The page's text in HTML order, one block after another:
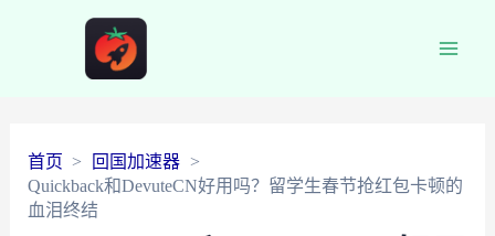
首页
回国加速器
Quickback和DevuteCN好用吗？留学生春节抢红包卡顿的
血泪终结